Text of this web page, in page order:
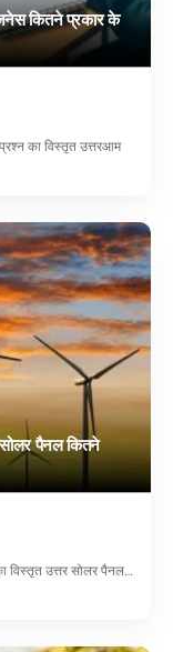
कितने प्रकार के
का विस्तृत उत्तरआम
पैनल कितने
विस्तृत उत्तर सोलर पैनल…